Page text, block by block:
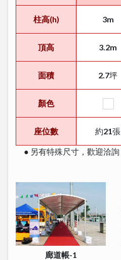
柱高(h) 3m
頂高 3.2m
面積 2.7坪
顏色
座位數 約21張
● 另有特殊尺寸，歡迎洽詢
廊道帳-1